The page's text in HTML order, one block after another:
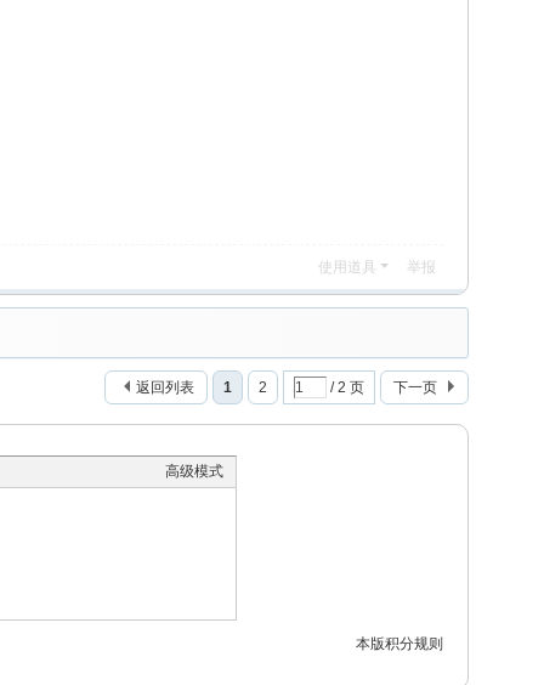
使用道具 举报
1 2 / 2 页 下一页
返回列表
高级模式
本版积分规则